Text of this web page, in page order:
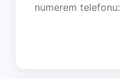
numerem telefonu: